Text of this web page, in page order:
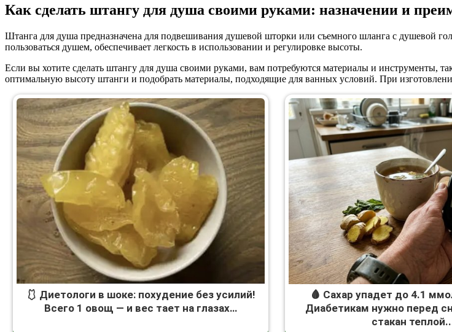
Как сделать штангу для душа своими руками: назначении и
Штанга для душа предназначена для подвешивания душевой шторки или съемного шланга с душевой
пользоваться душем, обеспечивает легкость в использовании и регулировке высоты.
Если вы хотите сделать штангу для душа своими руками, вам потребуются материалы и инструменты,
оптимальную высоту штанги и подобрать материалы, подходящие для ванных условий. При
🩱 Диетологи в шоке: похудение без усилий!
Всего 1 овощ — и вес тает на глазах…
🩸 Сахар упадет до 4.1
Диабетикам нужно перед
стакан